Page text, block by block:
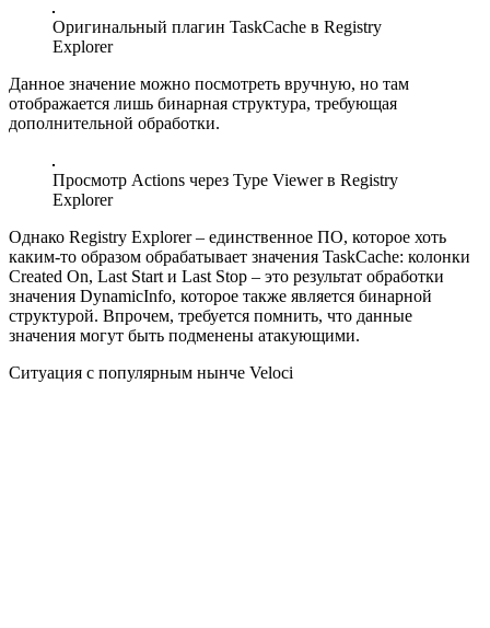
Оригинальный плагин TaskCache в Registry
Explorer
Данное значение можно посмотреть вручную, но там
отображается лишь бинарная структура, требующая
дополнительной обработки.
Просмотр Actions через Type Viewer в Registry
Explorer
Однако Registry Explorer – единственное ПО, которое хоть
каким-то образом обрабатывает значения TaskCache: колонки
Created On, Last Start и Last Stop – это результат обработки
значения DynamicInfo, которое также является бинарной
структурой. Впрочем, требуется помнить, что данные
значения могут быть подменены атакующими.
Ситуация с популярным нынче Veloci